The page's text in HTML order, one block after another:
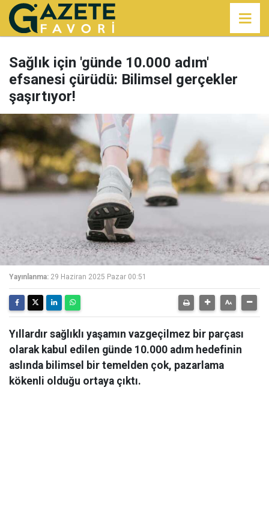
Sağlık için 'günde 10.000 adım'
efsanesi çürüdü: Bilimsel gerçekler
şaşırtıyor!
Yayınlanma: 29 Haziran 2025 Pazar 00:51
Yıllardır sağlıklı yaşamın vazgeçilmez bir parçası
olarak kabul edilen günde 10.000 adım hedefinin
aslında bilimsel bir temelden çok, pazarlama
kökenli olduğu ortaya çıktı.